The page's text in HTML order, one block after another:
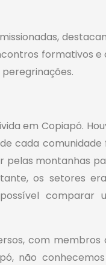
formativos e
em Copiapó.
cada comunidade
pelas montanhas
os setores
comparar
com membros
não